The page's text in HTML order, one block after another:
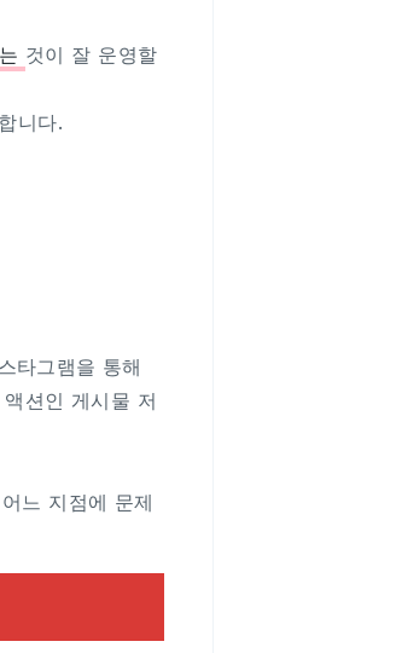
것이 잘 운영할
니다.
타그램을 통해
션인 게시물 저
느 지점에 문제